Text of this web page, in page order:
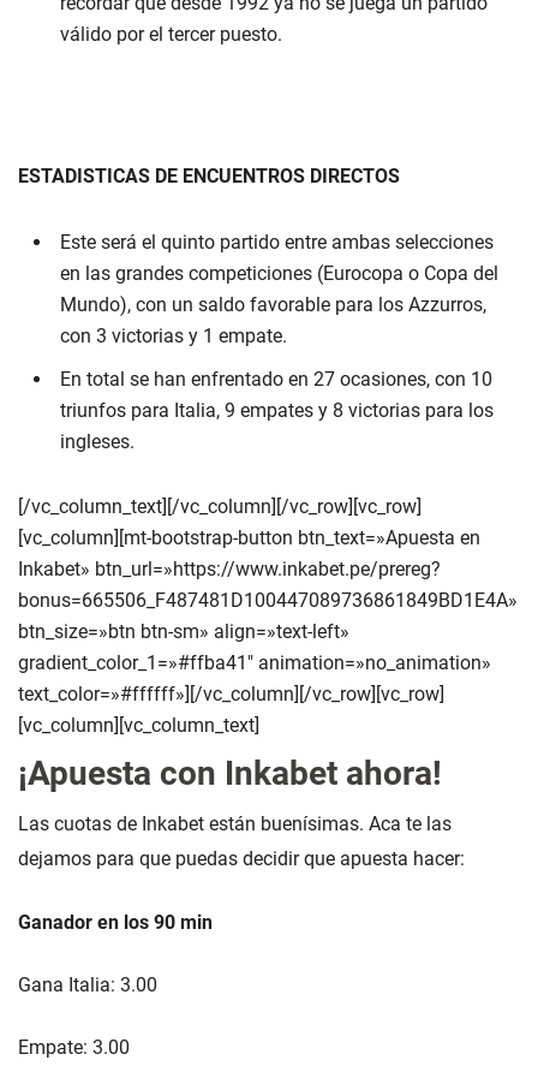
válido por el tercer puesto.
ESTADISTICAS DE ENCUENTROS DIRECTOS
Este será el quinto partido entre ambas selecciones
en las grandes competiciones (Eurocopa o Copa del
Mundo), con un saldo favorable para los Azzurros,
con 3 victorias y 1 empate.
En total se han enfrentado en 27 ocasiones, con 10
triunfos para Italia, 9 empates y 8 victorias para los
ingleses.
[/vc_column_text][/vc_column][/vc_row][vc_row]
[vc_column][mt-bootstrap-button btn_text=»Apuesta en
Inkabet» btn_url=»https://www.inkabet.pe/prereg?
bonus=665506_F487481D100447089736861849BD1E4A»
btn_size=»btn btn-sm» align=»text-left»
gradient_color_1=»#ffba41″ animation=»no_animation»
text_color=»#ffffff»][/vc_column][/vc_row][vc_row]
[vc_column][vc_column_text]
¡Apuesta con Inkabet ahora!
Las cuotas de Inkabet están buenísimas. Aca te las
dejamos para que puedas decidir que apuesta hacer:
Ganador en los 90 min
Gana Italia: 3.00
Empate: 3.00